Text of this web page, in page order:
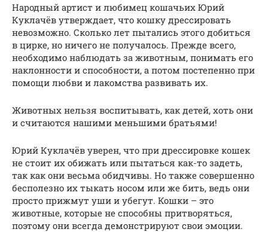
Народный артист и любимец кошачьих Юрий
Куклачёв утверждает, что кошку дрессировать
невозможно. Сколько лет пытались этого добиться
в цирке, но ничего не получалось. Прежде всего,
необходимо наблюдать за животным, понимать его
наклонности и способности, а потом постепенно при
помощи любви и лакомства развивать их.
Животных нельзя воспитывать, как детей, хоть они
и считаются нашими меньшими братьями!
Юрий Куклачёв уверен, что при дрессировке кошек
не стоит их обижать или пытаться как-то задеть,
так как они весьма обидчивы. Но также совершенно
бесполезно их тыкать носом или же бить, ведь они
просто прижмут уши и убегут. Кошки – это
животные, которые не способны притворяться,
поэтому они всегда демонстрируют свои эмоции.